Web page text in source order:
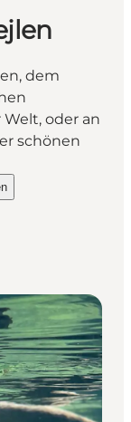
dem
oder an
schönen
on_map